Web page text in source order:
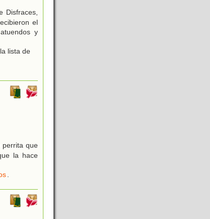
Disfraces,
el
y
lista de
perrita que
la hace
.